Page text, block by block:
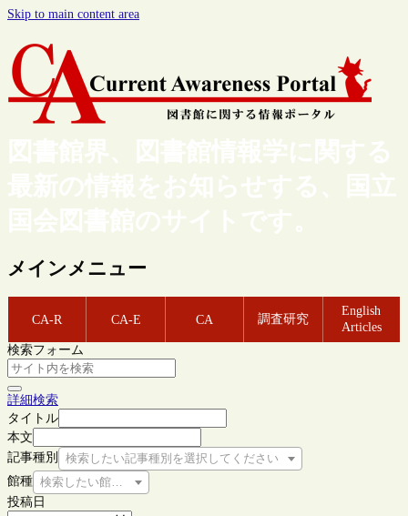
Skip to main content area
図書館界、図書館情報学に関する
最新の情報をお知らせする、国立
国会図書館のサイトです。
メインメニュー
CA-R CA-E CA 調査研究
English
Articles
検索フォーム
詳細検索
タイトル
本文
記事種別
検索したい記事種別を選択してください
館種 検索したい館種を選択してください
投稿日